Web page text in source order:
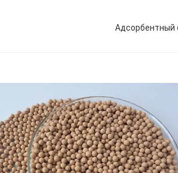
Адсорбентный